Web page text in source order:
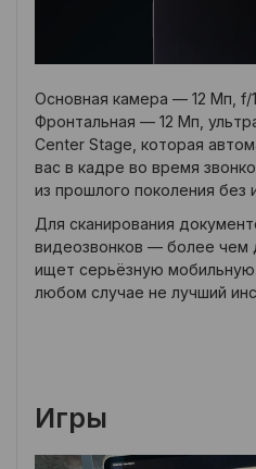
Основная камера — 12 Мп, f/
Фронтальная — 12 Мп,
Center Stage, которая
вас в кадре во время
из прошлого поколения без
Для сканирования
видеозвонков — более чем
ищет серьёзную мобильную
любом случае не лучший
Игры